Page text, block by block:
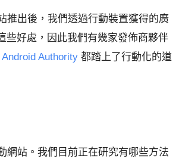
推出後，我們透過行動裝置獲得的廣
些好處，因此我們有幾家發佈商夥伴
Android Authority 都踏上了行動化的道
網站。我們目前正在研究有哪些方法